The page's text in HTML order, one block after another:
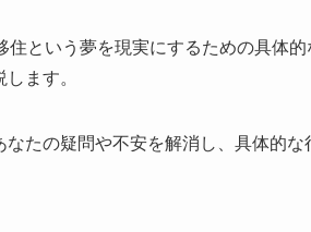
という夢を現実にするための具体
ます。
たの疑問や不安を解消し、具体的